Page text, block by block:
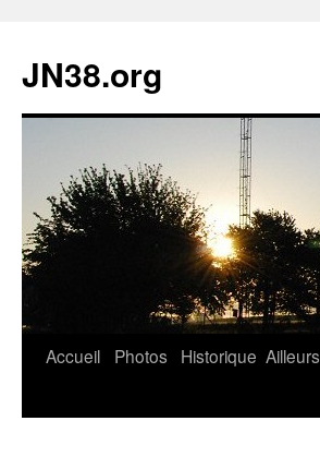
JN38.org
Aller
Accueil Photos Historique Ailleurs